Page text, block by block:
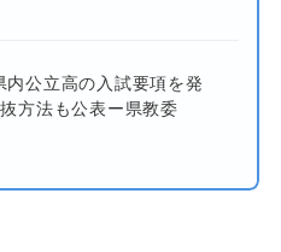
内公立高の入試要項を発
方法も公表ー県教委